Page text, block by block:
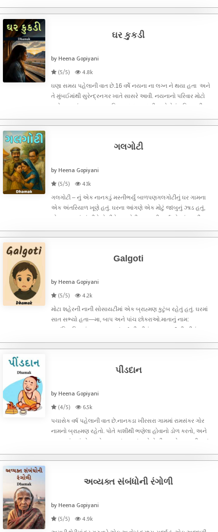
પછી સૌને
ઘર કુકડી
by Heena Gopiyani
(5/5)
4.8k
ઘણા સમય પહેલાની વાત છે.16 વર્ષે નયના ના લગ્ન ને થયા હતા અને
તે મુંબઈમાંથી સુરેન્દ્રનગર ખાતે સાસરે આવી. નયનાનો પરિવાર મોટો
હતો—ઘરમાં સાસુ, સસરા, દિયર, દાદાજી-દાદી અને તેનું પતિ રમણીક—
ધીમે ધીમે
ગલગોટી
by Heena Gopiyani
(5/5)
4.1k
ગલગોટી – નું એક નાનકડું મસ્તીભર્યું બાળપણગલગોટીનું ઘર ગામના
એક અંતરિયાળ ખૂણે હતું. ઘરના આંગણે એક મોટું જાંબુનું ઝાડ હતું,
જેના ઘાટા છાંયાં નીચે બેસીને ગલગોટી બહુસારી વાર્તાઓ સાંભળતી.
માટલાં બ
Galgoti
by Heena Gopiyani
(5/5)
4.2k
મોટા શહેરની નાની સોસાયટીમાં એક બ્રાહ્મણ કુટુંબ રહેતું હતું. ઘરમાં
સાત સભ્યો હતા—મા, બાપ અને પાંચ છોકરાઓ.માતાનું નામ:
જીવંતિકાપિતાનું નામ: જીવનશંકર1 દીકરીનું નામ: ભાનુ2 દીકરીનું નામ:
મીનાઉનાળાનું
પીંડદાન
by Heena Gopiyani
(4/5)
6.5k
પચાસેક વર્ષ પહેલાની વાત છે.નાનકડા ખીરસરા ગામમાં રામસંકર ગોર
નામનો બ્રાહ્મણ રહેતો. પોતે કાશીથી ભણેલા હોવાનો ડોળ કરતો, અને
જીવનમાં બધું લોલમલોલ ચાલતું. રામસંકરને બે દીકરાઓ હતા, લીલાશંકર
લીલાશંકર, જેને
અવ્યક્ત સંબંધોની રંગોળી
by Heena Gopiyani
(5/5)
4.9k